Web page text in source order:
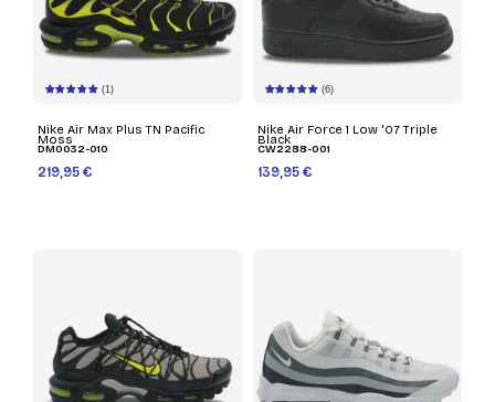
(1)
Nike Air Max Plus TN Pacific
Moss
DM0032-010
219,95 €
(6)
Nike Air Force 1 Low '07 Triple
Black
CW2288-001
139,95 €